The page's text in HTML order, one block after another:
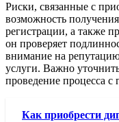
Риски, связанные с
возможность
регистрации, а также
он проверяет
внимание на
услуги. Важно
проведение процесса с
Как приобрести